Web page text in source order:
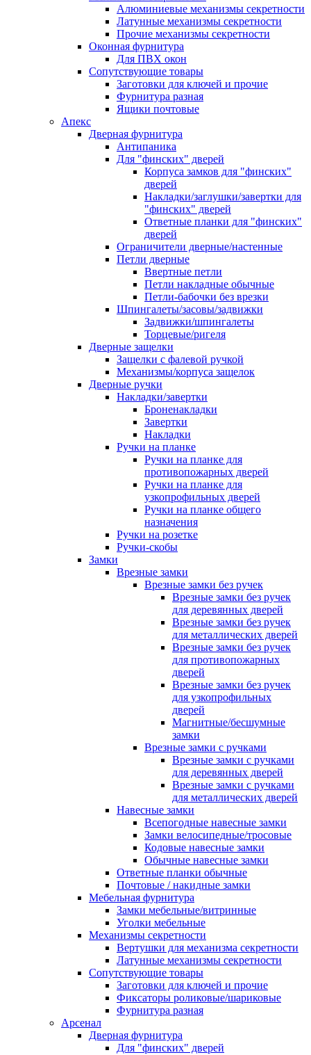
Алюминиевые механизмы секретности
Латунные механизмы секретности
Прочие механизмы секретности
Оконная фурнитура
Для ПВХ окон
Сопутствующие товары
Заготовки для ключей и прочие
Фурнитура разная
Ящики почтовые
Апекс
Дверная фурнитура
Антипаника
Для "финских" дверей
Корпуса замков для "финских"
дверей
Накладки/заглушки/завертки для
"финских" дверей
Ответные планки для "финских"
дверей
Ограничители дверные/настенные
Петли дверные
Ввертные петли
Петли накладные обычные
Петли-бабочки без врезки
Шпингалеты/засовы/задвижки
Задвижки/шпингалеты
Торцевые/ригеля
Дверные защелки
Защелки с фалевой ручкой
Механизмы/корпуса защелок
Дверные ручки
Накладки/завертки
Броненакладки
Завертки
Накладки
Ручки на планке
Ручки на планке для
противопожарных дверей
Ручки на планке для
узкопрофильных дверей
Ручки на планке общего
назначения
Ручки на розетке
Ручки-скобы
Замки
Врезные замки
Врезные замки без ручек
Врезные замки без ручек
для деревянных дверей
Врезные замки без ручек
для металлических дверей
Врезные замки без ручек
для противопожарных
дверей
Врезные замки без ручек
для узкопрофильных
дверей
Магнитные/бесшумные
замки
Врезные замки с ручками
Врезные замки с ручками
для деревянных дверей
Врезные замки с ручками
для металлических дверей
Навесные замки
Всепогодные навесные замки
Замки велосипедные/тросовые
Кодовые навесные замки
Обычные навесные замки
Ответные планки обычные
Почтовые / накидные замки
Мебельная фурнитура
Замки мебельные/витринные
Уголки мебельные
Механизмы секретности
Вертушки для механизма секретности
Латунные механизмы секретности
Сопутствующие товары
Заготовки для ключей и прочие
Фиксаторы роликовые/шариковые
Фурнитура разная
Арсенал
Дверная фурнитура
Для "финских" дверей